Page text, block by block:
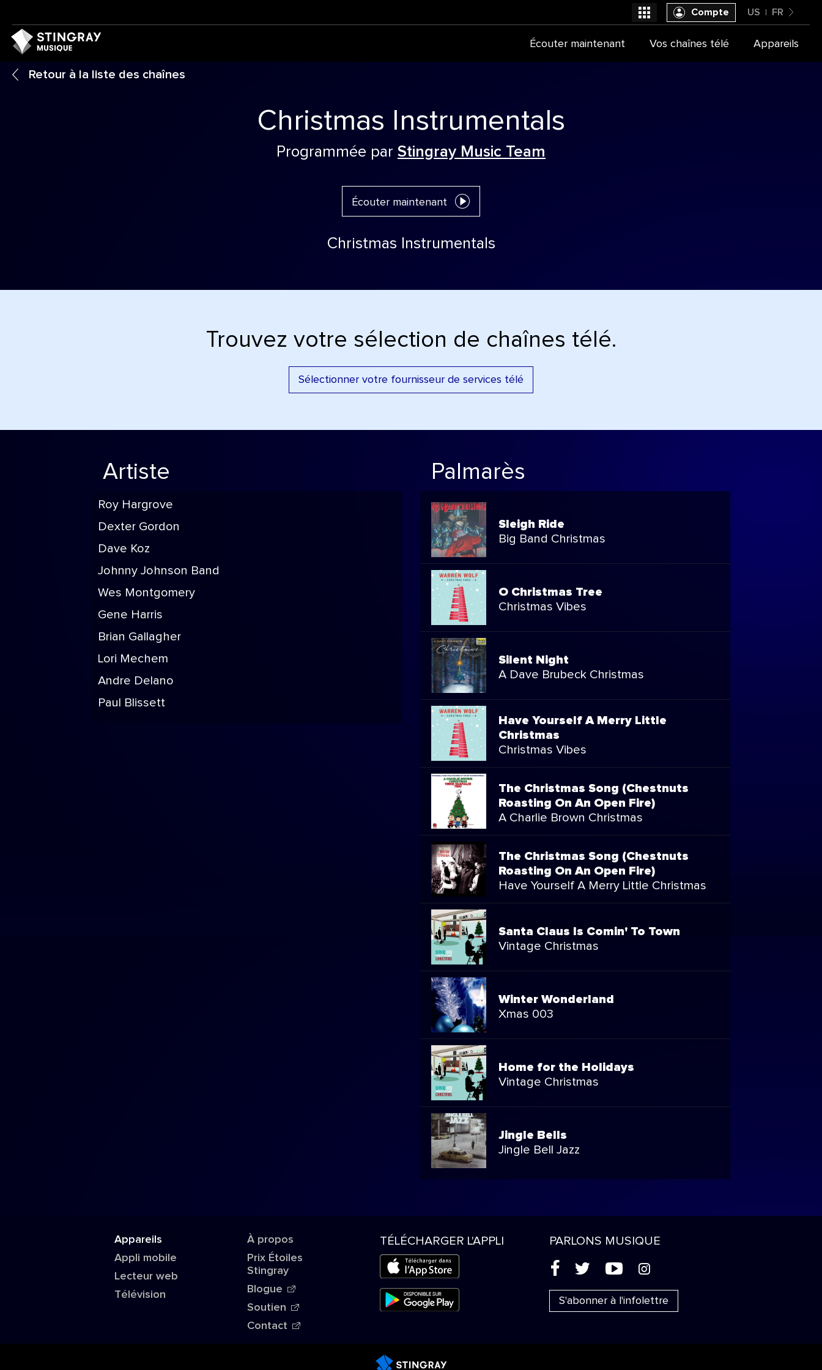
Retour à la liste des chaînes
Christmas Instrumentals
Programmée par Stingray Music Team
Écouter maintenant
Christmas Instrumentals
Trouvez votre sélection de chaînes télé.
Sélectionner votre fournisseur de services télé
Artiste
Roy Hargrove
Dexter Gordon
Dave Koz
Johnny Johnson Band
Wes Montgomery
Gene Harris
Brian Gallagher
Lori Mechem
Andre Delano
Paul Blissett
Palmarès
Sleigh Ride
Big Band Christmas
O Christmas Tree
Christmas Vibes
Silent Night
A Dave Brubeck Christmas
Have Yourself A Merry Little
Christmas
Christmas Vibes
The Christmas Song (Chestnuts
Roasting On An Open Fire)
A Charlie Brown Christmas
The Christmas Song (Chestnuts
Roasting On An Open Fire)
Have Yourself A Merry Little Christmas
Santa Claus Is Comin' To Town
Vintage Christmas
Winter Wonderland
Xmas 003
Home for the Holidays
Vintage Christmas
Jingle Bells
Jingle Bell Jazz
Appareils
Appli mobile
Lecteur web
Télévision
À propos
Prix Étoiles
Stingray
Blogue
Soutien
Contact
TÉLÉCHARGER L'APPLI PARLONS MUSIQUE
( ' + &
S'abonner à l'infolettre
United States
US FR
Compte
Écouter maintenant Vos chaînes télé Appareils